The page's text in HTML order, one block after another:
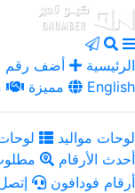
الرئيسية أضف رقم
مميزة
English
لوحات مواليد
أحدث الأرقام
أرقام فودافون